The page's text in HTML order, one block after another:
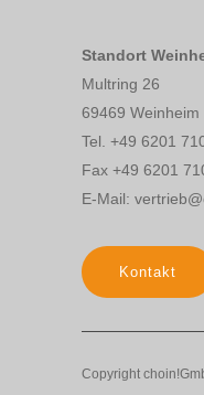
Standort
Multring 26
69469 Weinheim
Tel. +49 6201
Fax +49 6201
E-Mail:
Kontakt
Copyright